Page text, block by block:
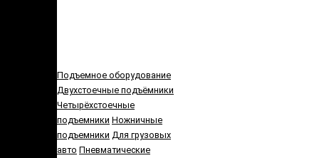
Подъемное оборудование
Двухстоечные подъёмники
Четырёхстоечные
подъемники Ножничные
подъемники Для грузовых
авто Пневматические